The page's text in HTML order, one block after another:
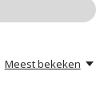
Meest bekeken